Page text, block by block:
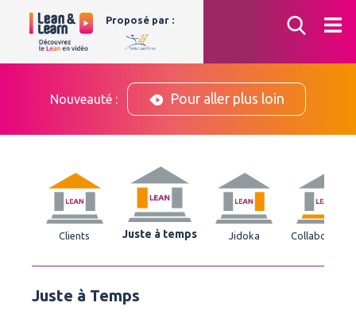
contenu
Proposé par :
Nouveauté : Pour aller plus loin
Clients Juste à temps Jidoka
Juste à Temps